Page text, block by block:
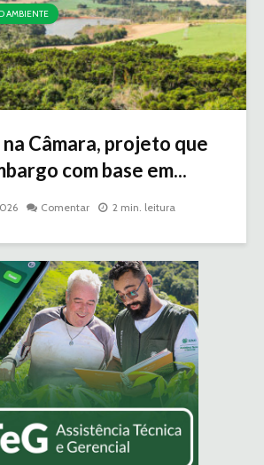
AMBIENTE
Câmara, projeto que
com base em...
Comentar 2 min. leitura